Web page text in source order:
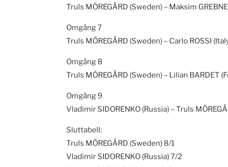
Truls MÖREGÅRD (Sweden) – Maksim
Omgång 7
Truls MÖREGÅRD (Sweden) – Carlo ROSSI
Omgång 8
Truls MÖREGÅRD (Sweden) – Lilian BARDET
Omgång 9
Vladimir SIDORENKO (Russia) – Truls
Sluttabell:
Truls MÖREGÅRD (Sweden) 8/1
Vladimir SIDORENKO (Russia) 7/2